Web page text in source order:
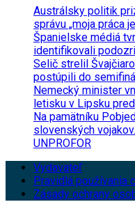
Austrálsky politik
správu „moja práca
Španielske médiá
identifikovali
Selič strelil
postúpili do
Nemecký minister
letisku v Lipsku
Na pamätníku
slovenských
UNPROFOR
Vydavateľ
Pravidlá používania
Zásady ochrany